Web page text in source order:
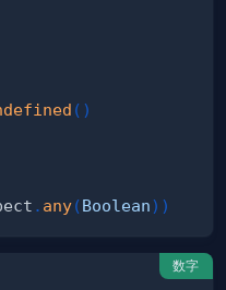
( )
. any(Boolean) )
数字